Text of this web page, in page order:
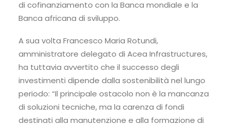
di cofinanziamento con la Banca mondiale e la
Banca africana di sviluppo.
A sua volta Francesco Maria Rotundi,
amministratore delegato di Acea Infrastructures,
ha tuttavia avvertito che il successo degli
investimenti dipende dalla sostenibilità nel lungo
periodo: “Il principale ostacolo non è la mancanza
di soluzioni tecniche, ma la carenza di fondi
destinati alla manutenzione e alla formazione di